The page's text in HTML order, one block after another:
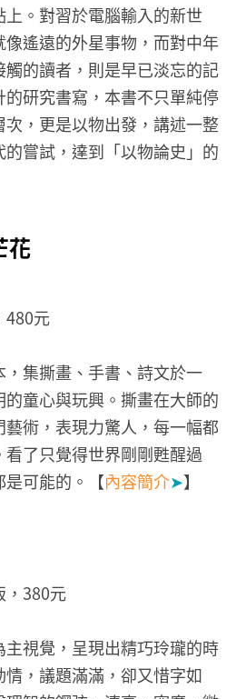
。對習於電腦輸入的新世
遙遠的外星事物，而對中年
的讀者，則是早已淡忘的記
研究書寫，本書不只單純停
，更是以物出發，講述一整
嘗試，達到「以物論史」的
花
480元
集撕畫、手書、詩文於一
童心與玩興。撕畫在大師的
術，表現力驚人，每一幅都
了只覺得世界剛剛甦醒過
可能的。【內容簡介➤】
，380元
視覺，呈現出精巧玲瓏的時
，議題滿滿，卻又惜字如